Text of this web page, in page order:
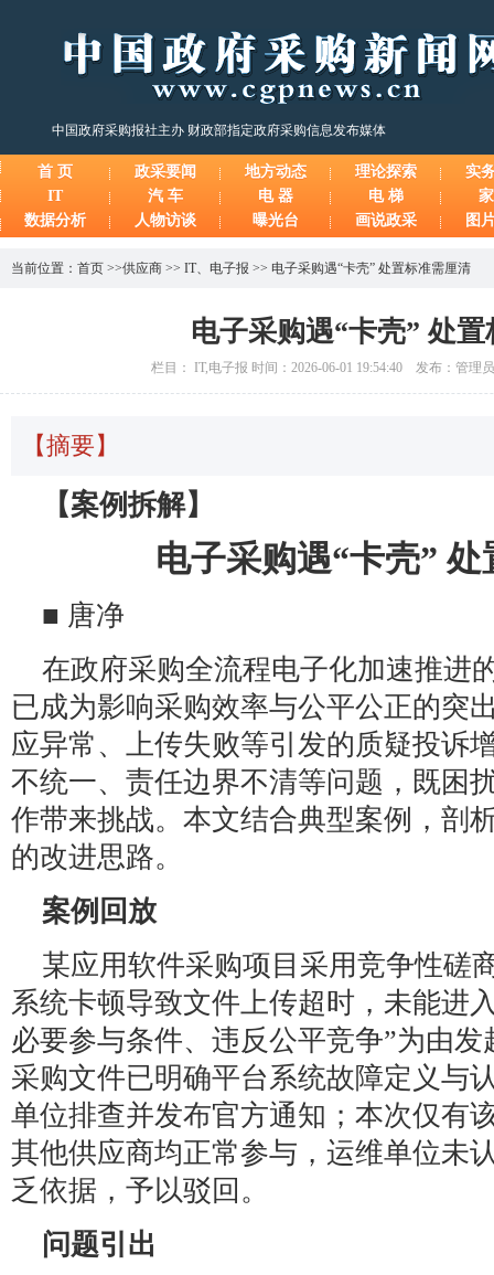
中国政府采购报社主办 财政部指定政府采购信息发布媒体
首 页 政采要闻 地方动态 理论探索
实
IT
汽 车 电 器 电 梯
数据分析
人物访谈 曝光台 画说政采 图
当前位置： 首页 >>供应商 >> IT、 电子报 >> 电子采购遇“卡壳” 处置标准需厘清
电子采购遇“卡壳” 处
栏目： IT,电子报 时间：2026-06-01 19:54:40 发布：管理
【摘要】
【案例拆解】
电子采购遇“卡壳”
■ 唐净
在政府采购全流程电子化加速推进
已成为影响采购效率与公平公正的突
应异常、上传失败等引发的质疑投诉
不统一、责任边界不清等问题，既困
作带来挑战。本文结合典型案例，剖
的改进思路。
案例回放
某应用软件采购项目采用竞争性磋
系统卡顿导致文件上传超时，未能进
必要参与条件、违反公平竞争”为由
采购文件已明确平台系统故障定义与
单位排查并发布官方通知；本次仅有
其他供应商均正常参与，运维单位未
乏依据，予以驳回。
问题引出